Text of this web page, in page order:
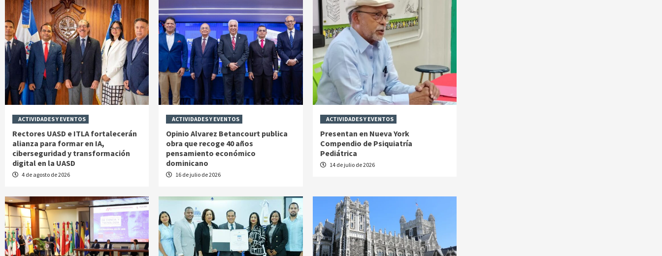
ACTIVIDADES Y EVENTOS
Rectores UASD e ITLA fortalecerán
alianza para formar en IA,
ciberseguridad y transformación
digital en la UASD
4 de agosto de 2026
ACTIVIDADES Y EVENTOS
Opinio Alvarez Betancourt publica
obra que recoge 40 años
pensamiento económico
dominicano
16 de julio de 2026
ACTIVIDADES Y EVENTOS
Presentan en Nueva York
Compendio de Psiquiatría
Pediátrica
14 de julio de 2026